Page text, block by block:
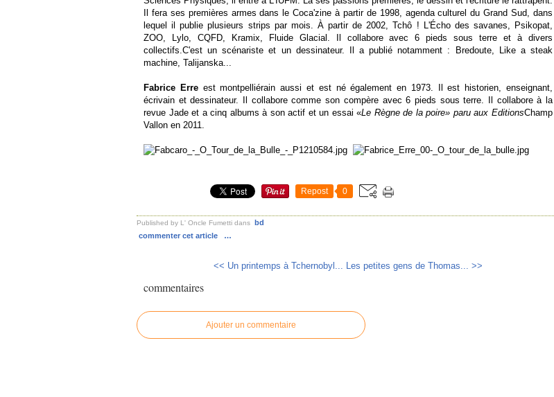
Il fera ses premières armes dans le Coca'zine à partir de 1998, agenda culturel du Grand Sud, dans
lequel il publie plusieurs strips par mois. À partir de 2002, Tchô ! L'Écho des savanes, Psikopat,
ZOO, Lylo, CQFD, Kramix, Fluide Glacial. Il collabore avec 6 pieds sous terre et à divers
collectifs.C'est un scénariste et un dessinateur. Il a publié notamment : Bredoute, Like a steak
machine, Talijanska...
Fabrice Erre est montpelliérain aussi et est né également en 1973. Il est historien, enseignant,
écrivain et dessinateur. Il collabore comme son compère avec 6 pieds sous terre. Il collabore à la
revue Jade et a cinq albums à son actif et un essai «Le Règne de la poire» paru aux EditionsChamp
Vallon en 2011.
Repost 0
Published by L' Oncle Fumetti dans bd
commenter cet article
…
<< Un printemps à Tchernobyl... Les petites gens de Thomas... >>
commentaires
Ajouter un commentaire